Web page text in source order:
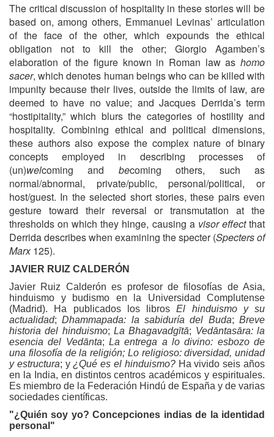
The critical discussion of hospitality in these stories will be
based on, among others, Emmanuel Levinas’ articulation
of the face of the other, which expounds the ethical
obligation not to kill the other; Giorgio Agamben’s
elaboration of the figure known in Roman law as homo
sacer, which denotes human beings who can be killed with
impunity because their lives, outside the limits of law, are
deemed to have no value; and Jacques Derrida’s term
“hostipitality,” which blurs the categories of hostility and
hospitality. Combining ethical and political dimensions,
these authors also expose the complex nature of binary
concepts employed in describing processes of
(un)welcoming and becoming others, such as
normal/abnormal, private/public, personal/political, or
host/guest. In the selected short stories, these pairs even
gesture toward their reversal or transmutation at the
thresholds on which they hinge, causing a visor effectthat
Derrida describes when examining the specter (Specters of
Marx125).
JAVIER RUIZ CALDERÓN
Javier Ruiz Calderón es profesor de filosofías de Asia,
hinduismo y budismo en la Universidad Complutense
(Madrid). Ha publicados los librosEl hinduismo y su
actualidad;Dhammapada: la sabiduría del Buda;Breve
historia del hinduismo;La Bhagavadgītā; Vedāntasāra: la
esencia del Vedānta;La entrega a lo divino: esbozo de
una filosofía de la religión; Lo religioso: diversidad, unidad
y estructura; y¿Qué es el hinduismo? Ha vivido seis años
en la India, en distintos centros académicos y espirituales.
Es miembro de la Federación Hindú de España y de varias
sociedades científicas.
"¿Quién soy yo? Concepciones indias de la identidad
personal"